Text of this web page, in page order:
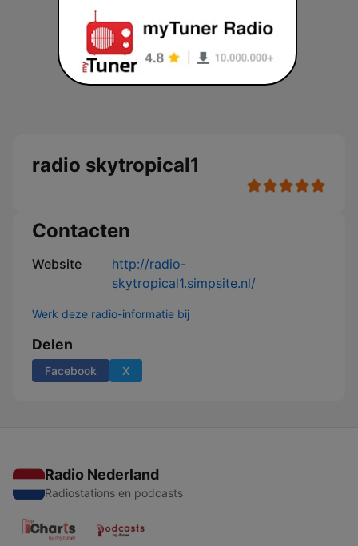
radio skytropical1
Contacten
Website
http://radio-
skytropical1.simpsite.nl/
Werk deze radio-informatie bij
Delen
Facebook X
Radio Nederland
Radiostations en podcasts